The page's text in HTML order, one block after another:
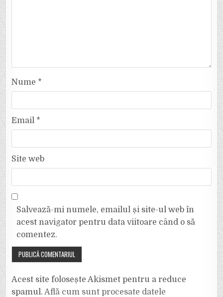
Nume *
Email *
Site web
Salvează-mi numele, emailul și site-ul web în
acest navigator pentru data viitoare când o să
comentez.
Acest site folosește Akismet pentru a reduce
spamul.Află cum sunt procesate datele